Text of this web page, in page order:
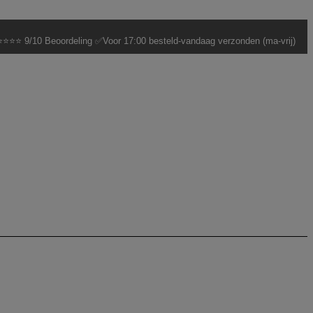
9/10 Beoordeling ✅Voor 17:00 besteld-vandaag verzonden (ma-vrij)